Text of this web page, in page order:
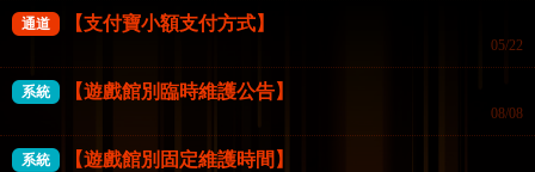
BNG電子 BNG電子
通道 【支付寶小額支付方式】
05/22
系統 【遊戲館別臨時維護公告】
08/08
系統 【遊戲館別固定維護時間】